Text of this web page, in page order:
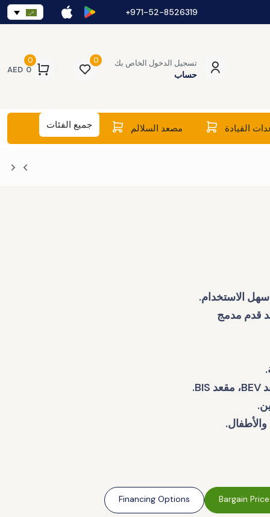
تسجيل الدخول الخاص بك
حساب
0
0
AED 0
القيادة مصعد السلالم جميع الفئات
الاستخدام.
قدم مدمج
Bargain Price
Financing Options